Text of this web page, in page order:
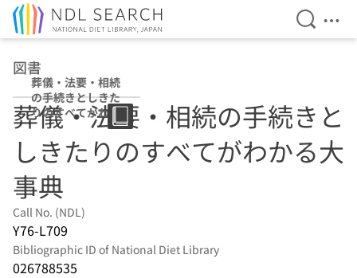
Open
図書
葬儀・法要・相続
の手続きとしきた
りのすべてがわか
る大事典
葬儀・法要・相続の手続きと
しきたりのすべてがわかる大
事典
Call No. (NDL)
Y76-L709
Bibliographic ID of National Diet Library
026788535